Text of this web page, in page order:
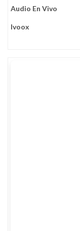
Audio En Vivo
Ivoox